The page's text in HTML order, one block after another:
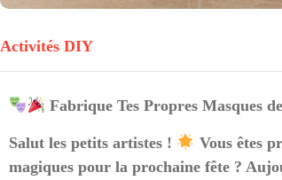
Activités DIY
Fabrique Tes Propres Masques
Salut les petits artistes !
Vous êtes
magiques pour la prochaine fête ?